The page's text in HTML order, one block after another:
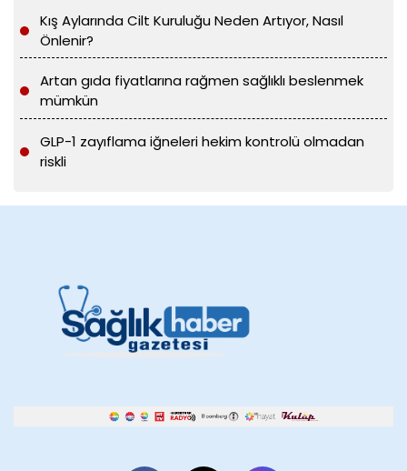
Kış Aylarında Cilt Kuruluğu Neden Artıyor, Nasıl
Önlenir?
Artan gıda fiyatlarına rağmen sağlıklı beslenmek
mümkün
GLP-1 zayıflama iğneleri hekim kontrolü olmadan
riskli